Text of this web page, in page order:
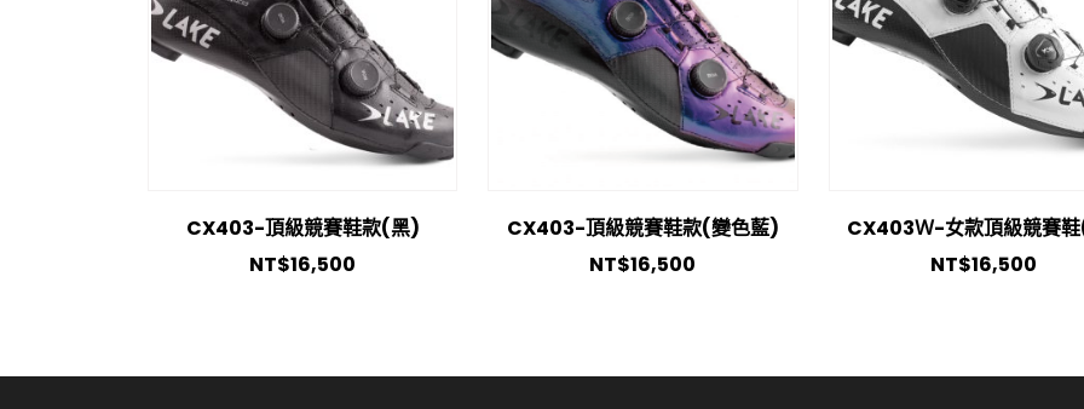
CX403-頂級競賽鞋款(黑)
NT$16,500
CX403-頂級競賽鞋款(變色藍)
NT$16,500
CX403Ｗ-女款頂級競賽
NT$16,500